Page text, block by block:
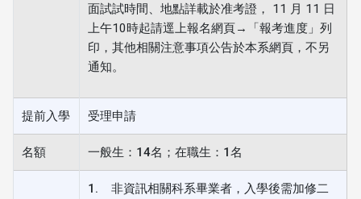
面試試時間、地點詳載於准考證， 11 月 11 日
上午10時起請逕上報名網頁→「報考進度」列
印，其他相關注意事項公告於本系網頁，不另
通知。
提前入學 受理申請
名額 一般生：14名；在職生：1名
1. 非資訊相關科系畢業者，入學後需加修二